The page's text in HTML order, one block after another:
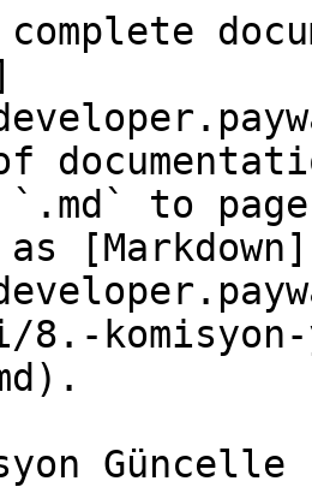
`.md` to
[Markdown]
Güncelle